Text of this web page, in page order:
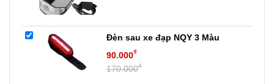
Đèn sau xe đạp NQY 3 Màu
90.000₫
170.000₫